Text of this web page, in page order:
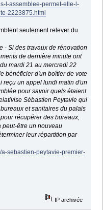
l-assemblee-permet-elle-l-
2223875.html
seulement relever du
- Si des travaux de rénovation
de dernière minute ont
mardi 21 au mercredi 22
bénéficier d'un boîtier de vote
reçu un appel lundi matin d'un
pour savoir quels étaient
Sébastien Peytavie qui
et sanitaires du palais
récupérer des bureaux,
peut-être un nouveau
leur répartition par
sebastien-peytavie-premier-
IP archivée